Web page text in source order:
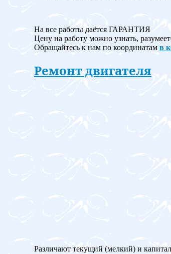
На все работы даётся ГАРАНТИЯ
Цену на работу можно узнать,
Обращайтесь к нам по координатам в
Ремонт двигателя
Различают текущий (мелкий) и